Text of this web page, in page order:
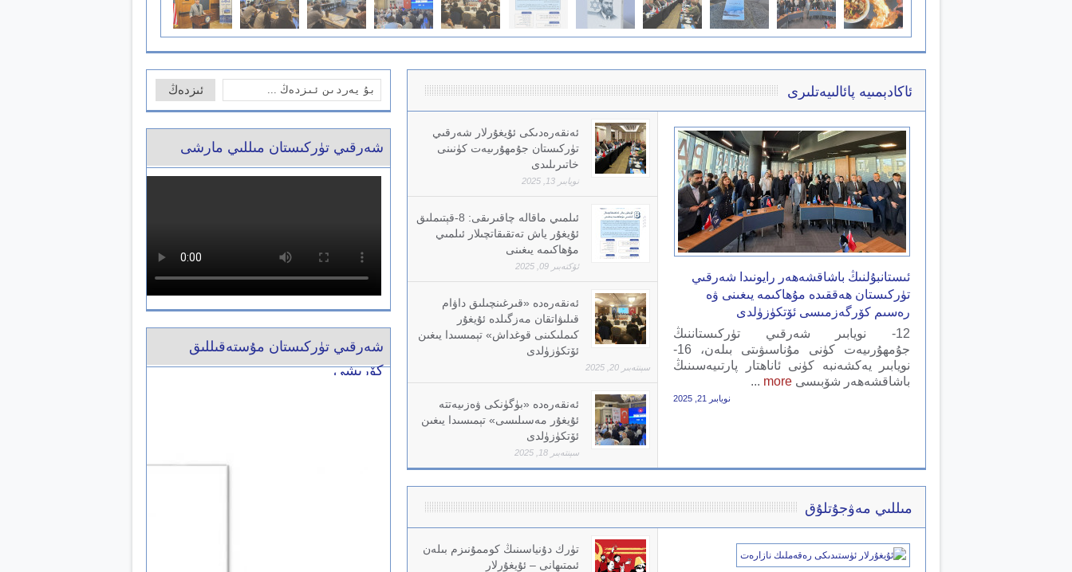
ئاكادېمىيە پائالىيەتلىرى
ئىستانبۇلنىڭ باشاقشەھەر رايونىدا شەرقىي
تۈركىستان ھەققىدە مۇھاكىمە يىغىنى ۋە
رەسىم كۆرگەزمىسى ئۆتكۈزۈلدى
12- نويابىر شەرقىي تۈركىستاننىڭ
جۇمھۇرىيەت كۈنى مۇناسىۋىتى بىلەن، 16-
نويابىر يەكشەنبە كۈنى ئاناھتار پارتىيەسىنىڭ
باشاقشەھەر شۆبىسى more
...
نويابىر 21, 2025
ئەنقەرەدىكى ئۇيغۇرلار شەرقىي
تۈركىستان جۇمھۇرىيەت كۈنىنى
خاتىرىلىدى
نويابىر 13, 2025
ئىلمىي ماقالە چاقىرىقى: 8-قېتىملىق
ئۇيغۇر ياش تەتقىقاتچىلار ئىلمىي
مۇھاكىمە يىغىنى
ئۆكتەبىر 09, 2025
ئەنقەرەدە «قىرغىنچىلىق داۋام
قىلىۋاتقان مەزگىلدە ئۇيغۇر
كىملىكىنى قوغداش» تېمىسىدا يىغىن
ئۆتكۈزۈلدى
سېنتەبىر 20, 2025
ئەنقەرەدە «بۈگۈنكى ۋەزىيەتتە
ئۇيغۇر مەسىلىسى» تېمىسىدا يىغىن
ئۆتكۈزۈلدى
سېنتەبىر 18, 2025
مىللىي مەۋجۇتلۇق
تۈرك دۇنياسىنىڭ كوممۇنىزم بىلەن
ئىمتىھانى – ئۇيغۇرلار
شەرقىي تۈركىستان مىللىي مارشى
شەرقىي تۈركىستان مۇستەقىللىق
كۆرىشى